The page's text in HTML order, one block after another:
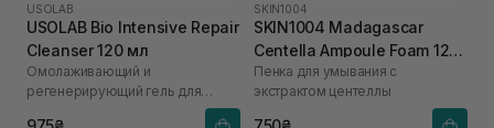
USOLAB
USOLAB Bio Intensive Repair
Cleanser 120 мл
Омолаживающий и
регенерирующий гель для
SKIN1004
SKIN1004 Madagascar
Centella Ampoule Foam 125
мл
Пенка для умывания с
экстрактом центеллы